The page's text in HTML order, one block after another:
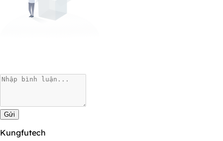
Gửi
Kungfutech